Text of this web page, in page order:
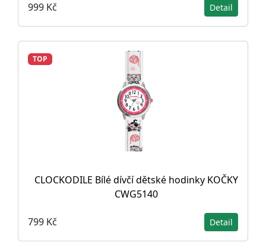
999 Kč Detail
TOP
CLOCKODILE Bílé dívčí dětské hodinky KOČKY
CWG5140
799 Kč Detail